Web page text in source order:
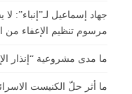
جهاد إسماعيل لـ”إنباء”:
مرسوم تنظيم الإعفاء من
ما مدى مشروعية “إنذار
ما أثر حلّ الكنيست